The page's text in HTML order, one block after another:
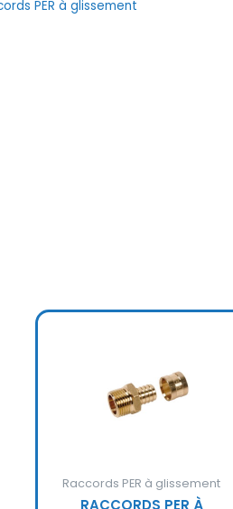
PER à glissement
Raccords PER à glissement
RACCORDS PER À